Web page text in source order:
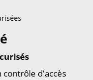
contrôle d'accès